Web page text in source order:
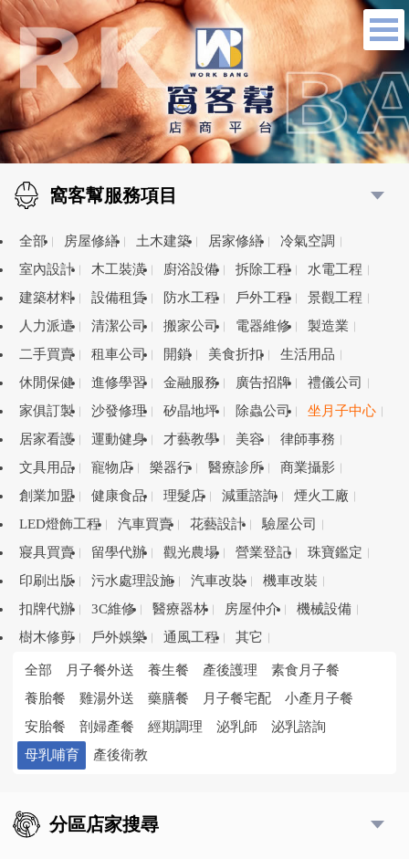
窩客幫服務項目
全部 房屋修繕 土木建築 居家修繕
冷氣空調
室內設計
木工裝潢 廚浴設備 拆除工程
水電工程
建築材料
設備租賃 防水工程 戶外工程
景觀工程
人力派遣
清潔公司 搬家公司 電器維修
製造業
二手買賣
租車公司 開鎖 美食折扣
生活用品
休閒保健
進修學習 金融服務 廣告招牌
禮儀公司
家俱訂製
沙發修理 矽晶地坪 除蟲公司
坐月子中心
居家看護
運動健身 才藝教學 美容
律師事務
文具用品
寵物店 樂器行 醫療診所
商業攝影
創業加盟
健康食品 理髮店 減重諮詢
煙火工廠
LED燈飾工程
汽車買賣 花藝設計
驗屋公司
寢具買賣
留學代辦 觀光農場 營業登記
珠寶鑑定
印刷出版
污水處理設施 汽車改裝
機車改裝
扣牌代辦
3C維修 醫療器材 房屋仲介
機械設備
樹木修剪
戶外娛樂 通風工程 其它
全部 月子餐外送 養生餐 產後護理
素食月子餐
養胎餐
雞湯外送 藥膳餐 月子餐宅配
小產月子餐
安胎餐
剖婦產餐 經期調理 泌乳師
泌乳諮詢
母乳哺育
產後衛教
分區店家搜尋